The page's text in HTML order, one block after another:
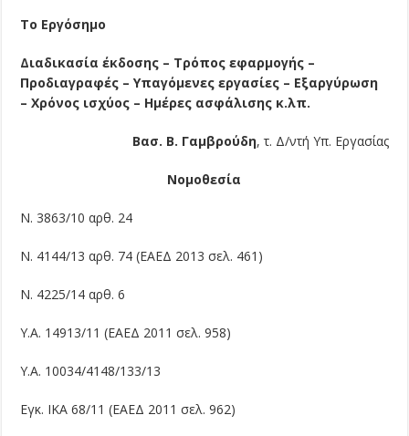
Το Εργόσημο
Διαδικασία έκδοσης – Τρόπος εφαρμογής –
Προδιαγραφές – Υπαγόμενες εργασίες – Εξαργύρωση
– Χρόνος ισχύος – Ημέρες ασφάλισης κ.λπ.
Βασ. Β. Γαμβρούδη, τ. Δ/ντή Υπ. Εργασίας
Νομοθεσία
Ν. 3863/10 αρθ. 24
Ν. 4144/13 αρθ. 74 (ΕΑΕΔ 2013 σελ. 461)
Ν. 4225/14 αρθ. 6
Υ.Α. 14913/11 (ΕΑΕΔ 2011 σελ. 958)
Υ.Α. 10034/4148/133/13
Εγκ. ΙΚΑ 68/11 (ΕΑΕΔ 2011 σελ. 962)